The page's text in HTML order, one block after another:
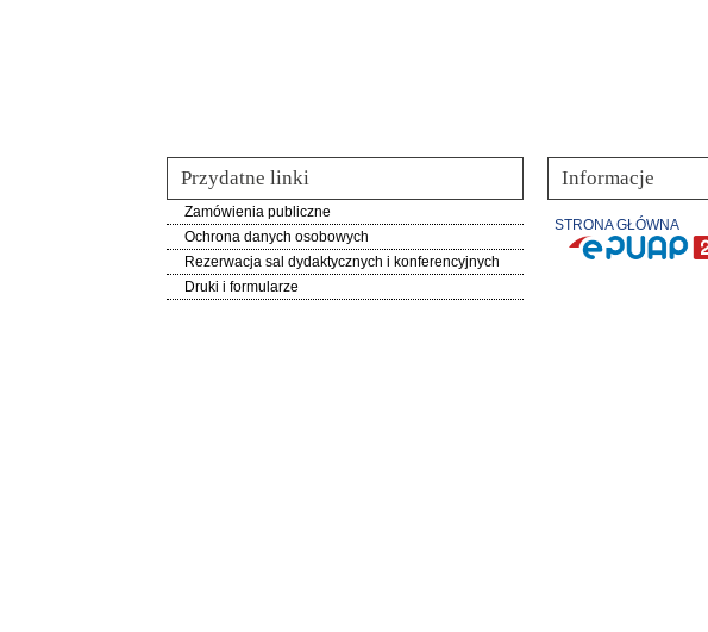
Przydatne linki
Zamówienia publiczne
Ochrona danych osobowych
Rezerwacja sal dydaktycznych i konferencyjnych
Druki i formularze
Informacje
STRONA GŁÓWNA